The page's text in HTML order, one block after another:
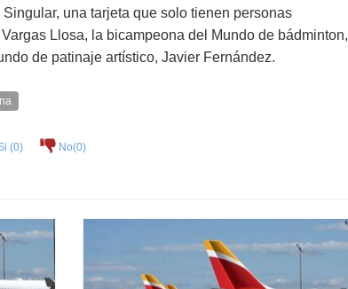
una tarjeta que solo tienen personas
Llosa, la bicampeona del Mundo de bádminton,
de patinaje artístico, Javier Fernández.
(0) No(0)